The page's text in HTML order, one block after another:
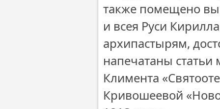
также помещено
и всея Руси
архипастырям,
напечатаны статьи
Климента
Кривошеевой